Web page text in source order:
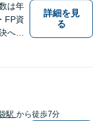
は年
FP資
へは
任せ
1分】
詳細を見
る
駅 から徒歩7分